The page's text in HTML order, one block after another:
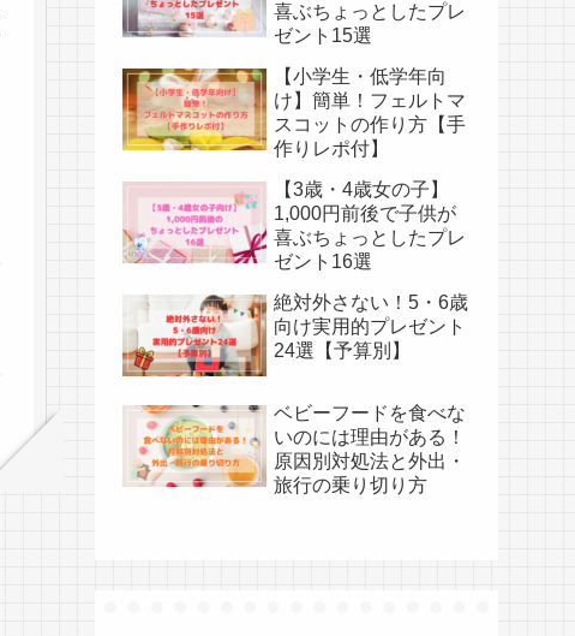
喜ぶちょっとしたプレ
ゼント15選
【小学生・低学年向
け】簡単！フェルトマ
スコットの作り方【手
作りレポ付】
【3歳・4歳女の子】
1,000円前後で子供が
喜ぶちょっとしたプレ
ゼント16選
絶対外さない！5・6歳
向け実用的プレゼント
24選【予算別】
ベビーフードを食べな
いのには理由がある！
原因別対処法と外出・
旅行の乗り切り方